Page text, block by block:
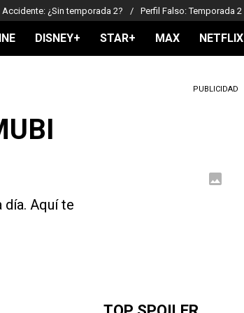
Accidente: ¿Sin temporada 2? Perfil Falso: Temporada 2
DISNEY+ STAR+ MAX NETFLIX
día. Aquí te
PUBLICIDAD